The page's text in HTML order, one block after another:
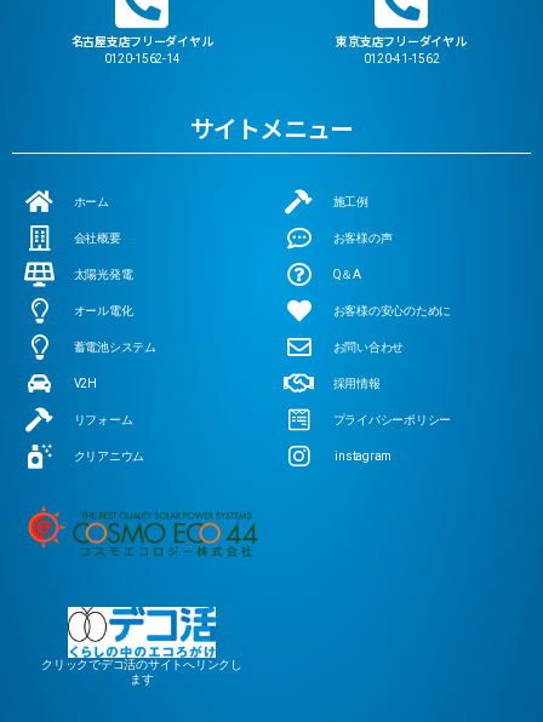
名古屋支店フリーダイヤル
0120-1562-14
東京支店フリーダイヤル
0120-41-1562
サイトメニュー
ホーム
会社概要
太陽光発電
オール電化
蓄電池システム
V2H
リフォーム
クリアニウム
施工例
お客様の声
Q＆A
お客様の安心のために
お問い合わせ
採用情報
プライバシーポリシー
instagram
クリックでデコ活のサイトへリンクし
ます